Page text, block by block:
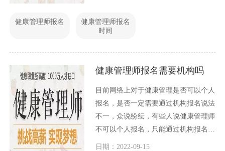
论一下。
健康管理师报名
健康管理师报名
时间
健康管理师报名需要机构吗
目前网络上对于健康管理是否可以个人
报名，是否一定需要通过机构报名说法
不一，众说纷纭，有些人说健康管理师
不可以个人报名，只能通过机构报名，
有一些人则说个人报名或者机构报名都
日期：2022-09-15